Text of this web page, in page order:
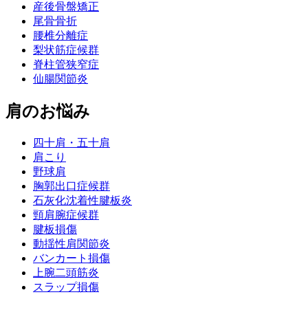
産後骨盤矯正
尾骨骨折
腰椎分離症
梨状筋症候群
脊柱管狭窄症
仙腸関節炎
肩のお悩み
四十肩・五十肩
肩こり
野球肩
胸郭出口症候群
石灰化沈着性腱板炎
頸肩腕症候群
腱板損傷
動揺性肩関節炎
バンカート損傷
上腕二頭筋炎
スラップ損傷